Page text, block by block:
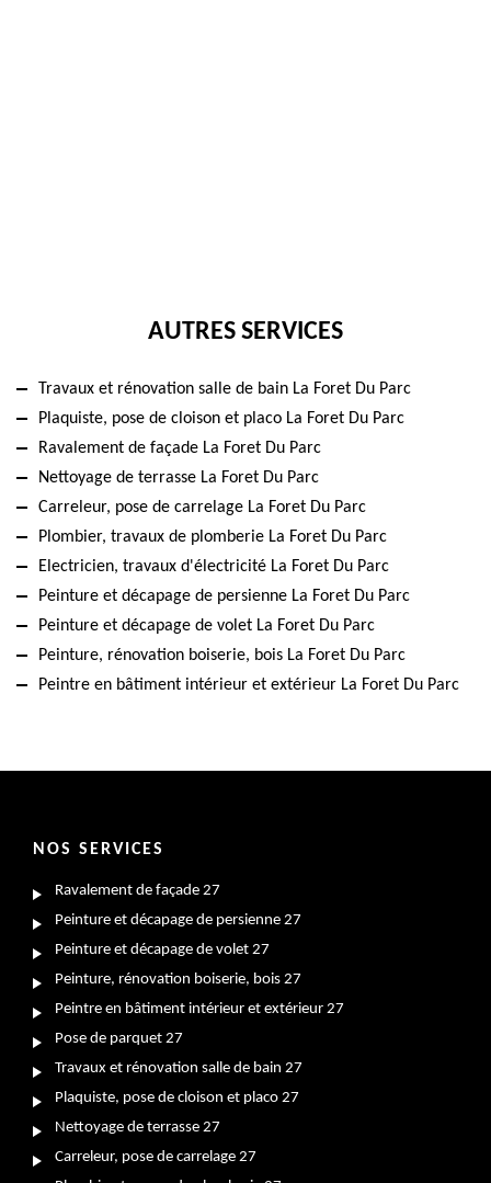
AUTRES SERVICES
Travaux et rénovation salle de bain La Foret Du Parc
Plaquiste, pose de cloison et placo La Foret Du Parc
Ravalement de façade La Foret Du Parc
Nettoyage de terrasse La Foret Du Parc
Carreleur, pose de carrelage La Foret Du Parc
Plombier, travaux de plomberie La Foret Du Parc
Electricien, travaux d'électricité La Foret Du Parc
Peinture et décapage de persienne La Foret Du Parc
Peinture et décapage de volet La Foret Du Parc
Peinture, rénovation boiserie, bois La Foret Du Parc
Peintre en bâtiment intérieur et extérieur La Foret Du Parc
NOS SERVICES
Ravalement de façade 27
Peinture et décapage de persienne 27
Peinture et décapage de volet 27
Peinture, rénovation boiserie, bois 27
Peintre en bâtiment intérieur et extérieur 27
Pose de parquet 27
Travaux et rénovation salle de bain 27
Plaquiste, pose de cloison et placo 27
Nettoyage de terrasse 27
Carreleur, pose de carrelage 27